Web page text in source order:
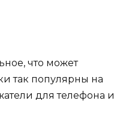
что может
так популярны на
для телефона и